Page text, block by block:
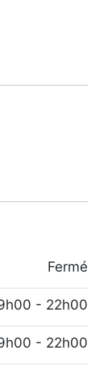
Fermé
- 22h00
- 22h00